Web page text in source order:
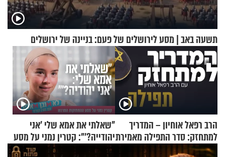
תשעה באב | מסע לירושלים של פעם: בניינה של ירושלים
הרב רפאל אוחיון – המדריך
למתחזק: סדר התפילה מאמירת
הקורבנות ועד קריאת שמע
"שאלתי את אמא שלי 'אני
יהודייה?'": קטרין נמני על מסע
ההתחזקות המרגש